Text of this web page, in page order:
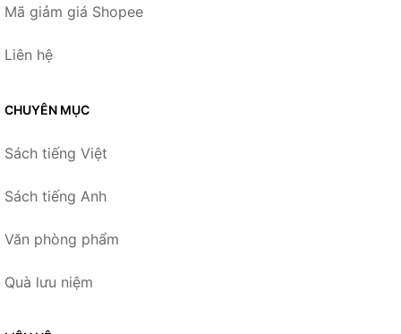
Mã giảm giá Shopee
Liên hệ
CHUYÊN MỤC
Sách tiếng Việt
Sách tiếng Anh
Văn phòng phẩm
Quà lưu niệm